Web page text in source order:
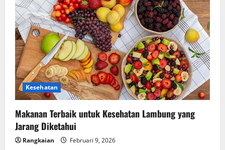
Kesehatan
Makanan Terbaik untuk Kesehatan Lambung yang
Jarang Diketahui
Rangkaian Februari 9, 2026